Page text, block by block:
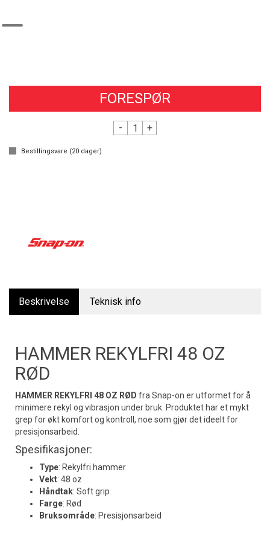
FORESPØR
- +
Bestillingsvare (20 dager)
Beskrivelse Teknisk info
HAMMER REKYLFRI 48 OZ
RØD
HAMMER REKYLFRI 48 OZ RØD fra Snap-on er utformet for å
minimere rekyl og vibrasjon under bruk. Produktet har et mykt
grep for økt komfort og kontroll, noe som gjør det ideelt for
presisjonsarbeid.
Spesifikasjoner:
Type: Rekylfri hammer
Vekt: 48 oz
Håndtak: Soft grip
Farge: Rød
Bruksområde: Presisjonsarbeid